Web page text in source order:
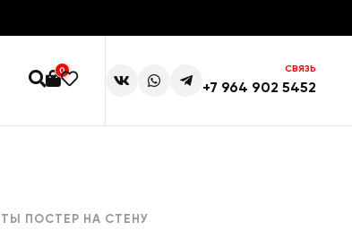
0 СВЯЗЬ
+7 964 902 5452
ПОСТЕР НА СТЕНУ